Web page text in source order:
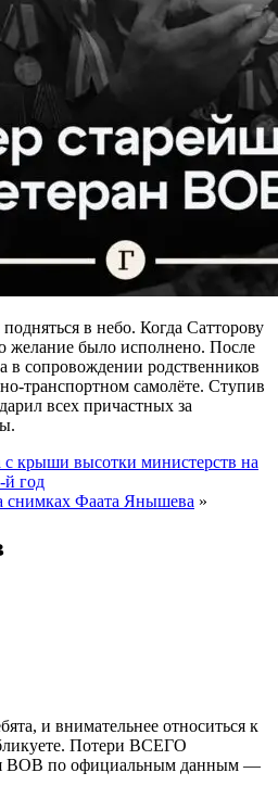
в небо. Когда Сатторову
желание было исполнено. После
в сопровождении родственников
транспортном самолёте. Ступив
всех причастных за
с крыши высотки министерств на
й год
снимках Фаата Янышева »
и внимательнее относиться к
Потери ВСЕГО
ВОВ по официальным данным —